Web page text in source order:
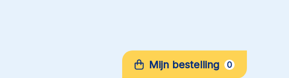
Mijn bestelling 0